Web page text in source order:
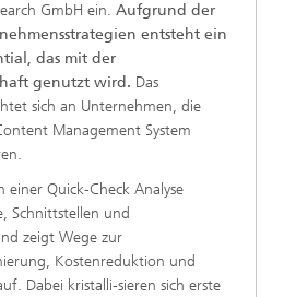
GmbH ein. Aufgrund der
entsteht ein
das mit der
genutzt wird. Das
sich an Unternehmen, die
Management System
einer Quick-Check Analyse
Schnittstellen und
zeigt Wege zur
Kostenreduktion und
Dabei kristalli-sieren sich erste